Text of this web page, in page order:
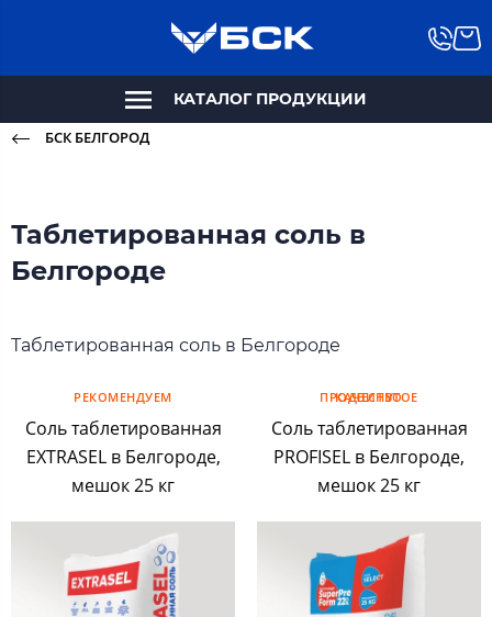
КАТАЛОГ ПРОДУКЦИИ
БСК БЕЛГОРОД
Таблетированная соль в
Белгороде
Таблетированная соль в Белгороде
РЕКОМЕНДУЕМ
Соль таблетированная
EXTRASEL в Белгороде,
мешок 25 кг
ПРОДВИНУТОЕ КАЧЕСТВО
Соль таблетированная
PROFISEL в Белгороде,
мешок 25 кг